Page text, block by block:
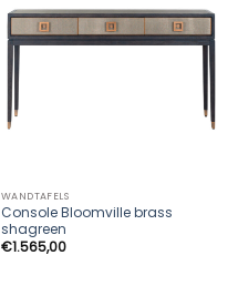
WANDTAFELS
Console Bloomville brass
shagreen
€1.565,00